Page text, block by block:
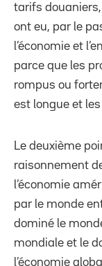
tarifs
ont eu, par le
l’économie et
parce que les
rompus ou
est longue et
Le deuxième
raisonnement
l’économie
par le monde
dominé le
mondiale et le
l’économie